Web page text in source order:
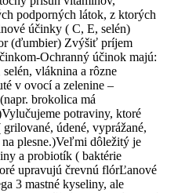
podporných látok, z ktorých
účinky ( C, E, selén)
(ďumbier) Zvýšiť príjem
Ochranný účinok majú:
vláknina a rôzne
v ovocí a zelenine –
brokolica má
potraviny, ktoré
údené, vyprážané,
plesne.)Veľmi dôležitý je
a probiotík ( baktérie
upravujú črevnú flórĽanové
3 mastné kyseliny, ale